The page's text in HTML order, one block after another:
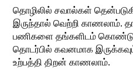
தொழிலில் சவால்கள்
இருந்தால் வெற்றி காணலாம்.
பணிகளை தங்களிடம் கொண்டு
தொடர்பில் கவனமாக
உற்பத்தி திறன் காணலாம்.